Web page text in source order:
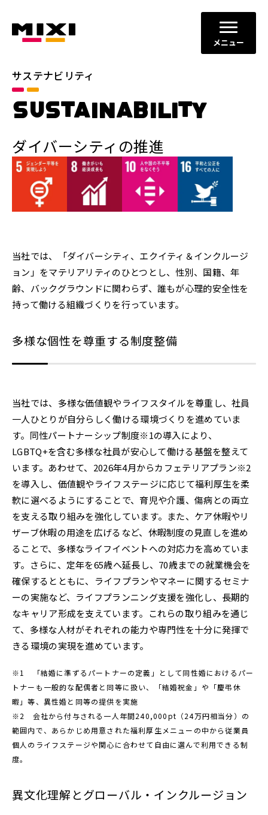
メニュー
サステナビリティ
SUSTAINABILITY
ダイバーシティの推進
当社では、「ダイバーシティ、エクイティ＆インクルージ
ョン」をマテリアリティのひとつとし、性別、国籍、年
齢、バックグラウンドに関わらず、誰もが心理的安全性を
持って働ける組織づくりを行っています。
多様な個性を尊重する制度整備
当社では、多様な価値観やライフスタイルを尊重し、社員
一人ひとりが自分らしく働ける環境づくりを進めていま
す。同性パートナーシップ制度※1の導入により、
LGBTQ+を含む多様な社員が安心して働ける基盤を整えて
います。あわせて、2026年4月からカフェテリアプラン※2
を導入し、価値観やライフステージに応じて福利厚生を柔
軟に選べるようにすることで、育児や介護、傷病との両立
を支える取り組みを強化しています。また、ケア休暇やリ
ザーブ休暇の用途を広げるなど、休暇制度の見直しを進め
ることで、多様なライフイベントへの対応力を高めていま
す。さらに、定年を65歳へ延長し、70歳までの就業機会を
確保するとともに、ライフプランやマネーに関するセミナ
ーの実施など、ライフプランニング支援を強化し、長期的
なキャリア形成を支えています。これらの取り組みを通じ
て、多様な人材がそれぞれの能力や専門性を十分に発揮で
きる環境の実現を進めています。
※1 「結婚に準ずるパートナーの定義」として同性婚におけるパー
トナーも一般的な配偶者と同等に扱い、「結婚祝金」や「慶弔休
暇」等、異性婚と同等の提供を実施
※2 会社から付与される一人年間240,000pt（24万円相当分）の
範囲内で、あらかじめ用意された福利厚生メニューの中から従業員
個人のライフステージや関心に合わせて自由に選んで利用できる制
度。
異文化理解とグローバル・インクルージョン